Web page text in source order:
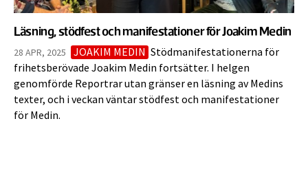
Läsning, stödfest och manifestationer för Joakim Medin
28 APR, 2025 JOAKIM MEDIN Stödmanifestationerna för
frihetsberövade Joakim Medin fortsätter. I helgen
genomförde Reportrar utan gränser en läsning av Medins
texter, och i veckan väntar stödfest och manifestationer
för Medin.